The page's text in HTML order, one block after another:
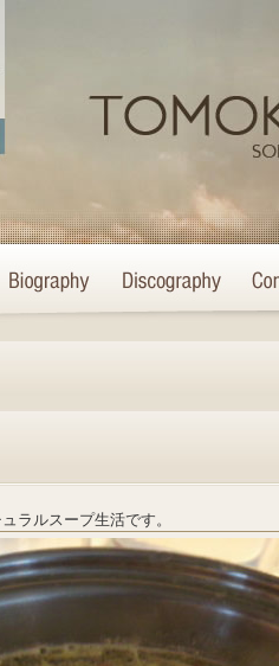
ラルスープ生活です。